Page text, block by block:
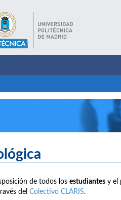
de todos los estudiantes y el
del Colectivo CLARIS.